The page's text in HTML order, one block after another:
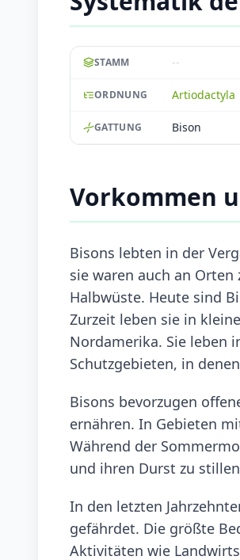
STAMM --
ORDNUNG Artiodactyla
GATTUNG Bison
Vorkommen
Bisons lebten in der
sie waren auch an
Halbwüste. Heute sind
Zurzeit leben sie in
Nordamerika. Sie leben
Schutzgebieten, in
Bisons bevorzugen
ernähren. In Gebieten
Während der
und ihren Durst zu
In den letzten
gefährdet. Die größte
Aktivitäten wie